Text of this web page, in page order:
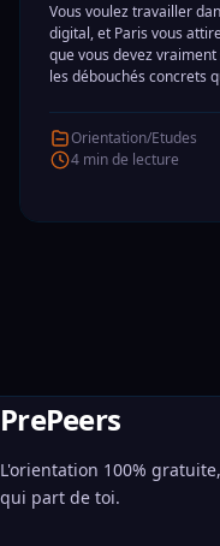
Vous voulez travailler
digital, et Paris vous
que vous devez
les débouchés concrets
Orientation/Etudes
4 min de lecture
PrePeers
L'orientation 100% gratuite,
qui part de toi.